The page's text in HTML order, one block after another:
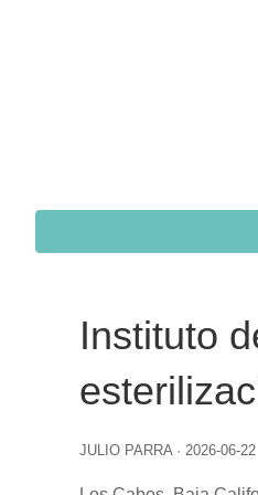
Instituto
JULIO PARRA · 2026-06-22